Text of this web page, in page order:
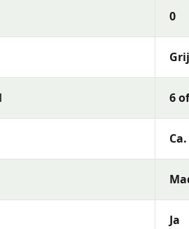
de Madison lounge rugkussen
Neem gerust contact
helpt je graag bij de keuze die
je voor hoogwaardige
0
6
Ja